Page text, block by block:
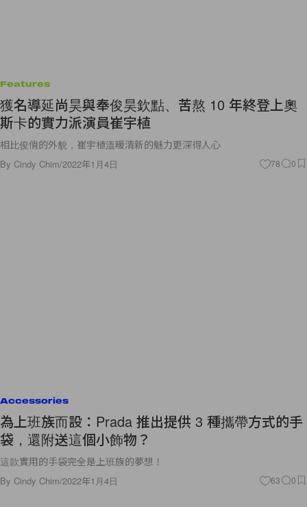
Features
獲名導延尚昊與奉俊昊欽點、苦熬 10 年終登上奧
斯卡的實力派演員崔宇植
相比俊俏的外貌，崔宇植溫暖清新的魅力更深得人心
By Cindy Chim/2022年1月4日 78 0
Accessories
為上班族而設：Prada 推出提供 3 種攜帶方式的手
袋，還附送這個小飾物？
這款實用的手袋完全是上班族的夢想！
By Cindy Chim/2022年1月4日 63 0